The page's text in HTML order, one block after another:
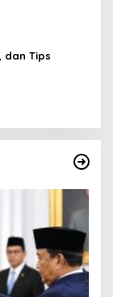
dan Tips